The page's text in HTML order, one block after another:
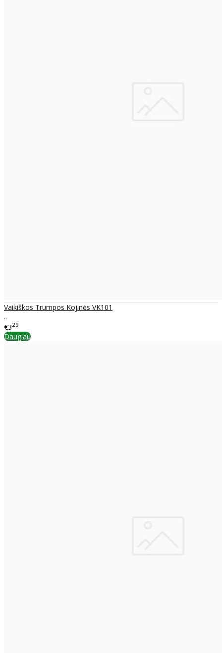
Vaikiškos Trumpos Kojinės VK101
..
€329
Daugiau